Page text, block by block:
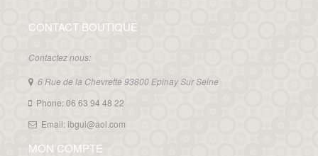
CONTACT BOUTIQUE
Contactez nous:
6 Rue de la Chevrette 93800 Epinay Sur Seine
Phone: 06 63 94 48 22
Email: ibgui@aol.com
MON COMPTE